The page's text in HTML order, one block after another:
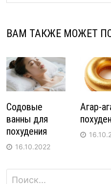
ВАМ ТАКЖЕ МОЖЕТ
Содовые
ванны для
похудения
16.10.2022
Агар-
Найти: